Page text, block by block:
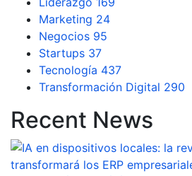
Marketing 24
Negocios 95
Startups 37
Tecnología 437
Transformación Digital 290
Recent News